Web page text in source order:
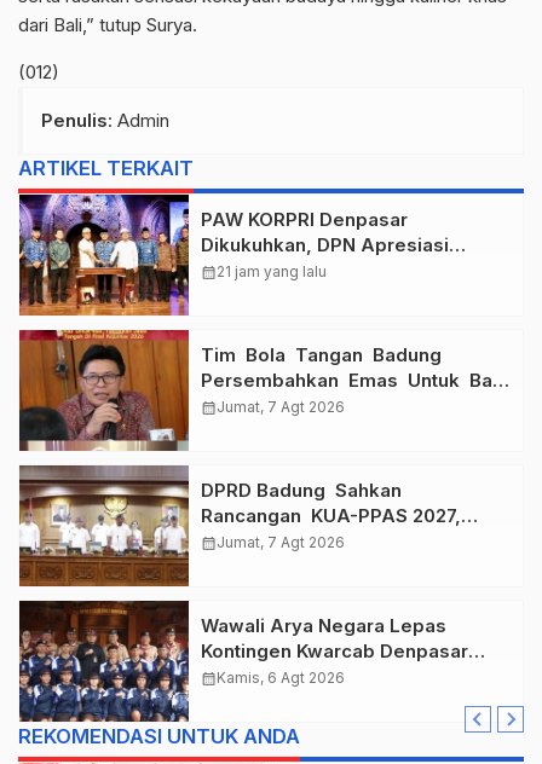
dari Bali,” tutup Surya.
(012)
Penulis: Admin
ARTIKEL TERKAIT
PAW KORPRI Denpasar
Dikukuhkan, DPN Apresiasi
“Sembagi Arutala” untuk Lindungi
calendar_month21 jam yang lalu
Tim Bola Tangan Badung
Persembahkan Emas Untuk Bali
, Taklukkan Jawa Tengah Di
calendar_monthJumat, 7 Agt 2026
DPRD Badung Sahkan
Rancangan KUA-PPAS 2027,
Anggaran Tembus Lebih Dari
calendar_monthJumat, 7 Agt 2026
Wawali Arya Negara Lepas
Kontingen Kwarcab Denpasar
Menuju Jambore Nasional XII
calendar_monthKamis, 6 Agt 2026
REKOMENDASI UNTUK ANDA